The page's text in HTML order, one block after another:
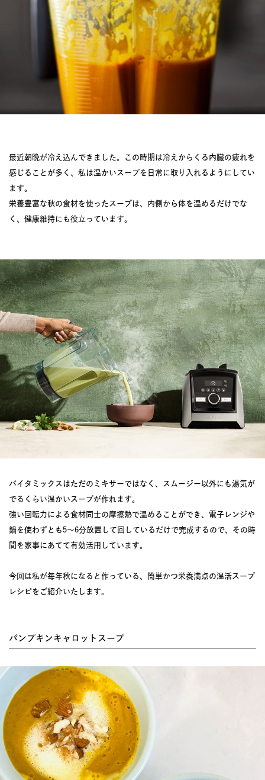
最近朝晩が冷え込んできました。この時期は冷えからくる内臓の疲れを
感じることが多く、私は温かいスープを日常に取り入れるようにしてい
ます。
栄養豊富な秋の食材を使ったスープは、内側から体を温めるだけでな
く、健康維持にも役立っています。
バイタミックスはただのミキサーではなく、スムージー以外にも湯気が
でるくらい温かいスープが作れます。
強い回転力による食材同士の摩擦熱で温めることができ、電子レンジや
鍋を使わずとも5〜6分放置して回しているだけで完成するので、その時
間を家事にあてて有効活用しています。
今回は私が毎年秋になると作っている、簡単かつ栄養満点の温活スープ
レシピをご紹介いたします。
パンプキンキャロットスープ